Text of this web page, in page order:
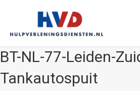
BT-NL-77-Leiden-
Tankautospuit